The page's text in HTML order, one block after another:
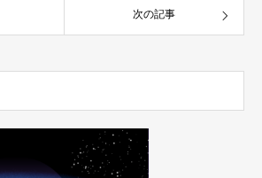
次の記事